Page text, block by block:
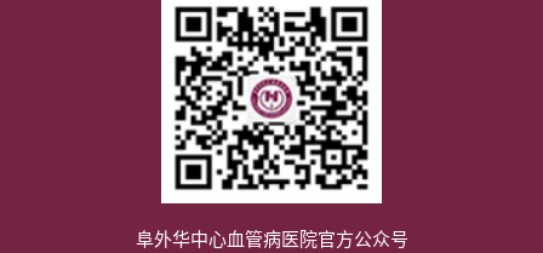
阜外华中心血管病医院官方公众号